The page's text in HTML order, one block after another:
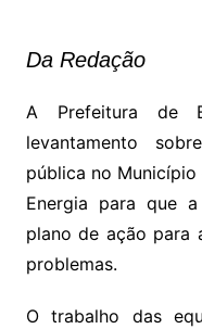
Da Redação
A Prefeitura de
levantamento
pública no
Energia para que
plano de ação para
problemas.
O trabalho das